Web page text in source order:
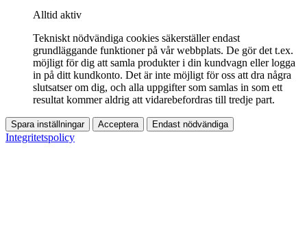
Alltid aktiv
Tekniskt nödvändiga cookies säkerställer endast
grundläggande funktioner på vår webbplats. De gör det t.ex.
möjligt för dig att samla produkter i din kundvagn eller logga
in på ditt kundkonto. Det är inte möjligt för oss att dra några
slutsatser om dig, och alla uppgifter som samlas in som ett
resultat kommer aldrig att vidarebefordras till tredje part.
Spara inställningar Acceptera Endast nödvändiga
Integritetspolicy